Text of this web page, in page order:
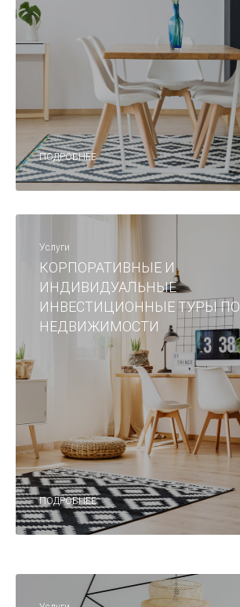
ПОДРОБНЕЕ
Услуги
КОРПОРАТИВНЫЕ И
ИНДИВИДУАЛЬНЫЕ
ИНВЕСТИЦИОННЫЕ ТУРЫ ПО
НЕДВИЖИМОСТИ
ПОДРОБНЕЕ